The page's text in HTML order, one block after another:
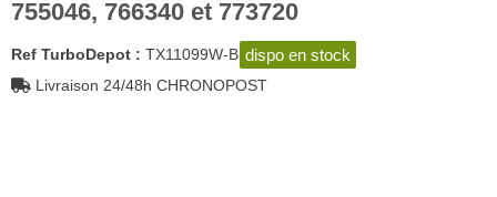
755046, 766340 et 773720
Ref TurboDepot : TX11099W-B dispo en stock
Livraison 24/48h CHRONOPOST